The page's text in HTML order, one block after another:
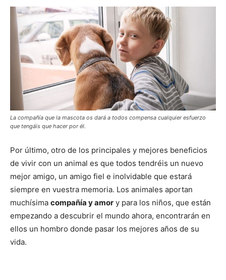
La compañía que la mascota os dará a todos compensa cualquier esfuerzo
que tengáis que hacer por él.
Por último, otro de los principales y mejores beneficios
de vivir con un animal es que todos tendréis un nuevo
mejor amigo, un amigo fiel e inolvidable que estará
siempre en vuestra memoria. Los animales aportan
muchísima compañía y amor y para los niños, que están
empezando a descubrir el mundo ahora, encontrarán en
ellos un hombro donde pasar los mejores años de su
vida.